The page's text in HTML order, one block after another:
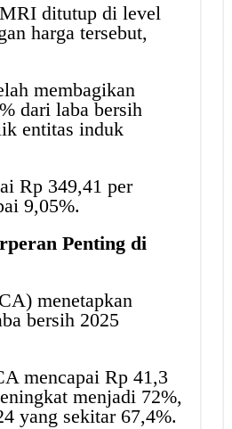
ditutup di level
harga tersebut,
membagikan
dari laba bersih
entitas induk
Rp 349,41 per
9,05%.
Penting di
menetapkan
bersih 2025
mencapai Rp 41,3
menjadi 72%,
yang sekitar 67,4%.